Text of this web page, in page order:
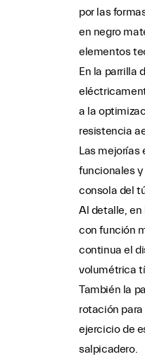
por las
en negro
elementos
En la parrilla
a la
resistencia
Las mejorías
funcionales
consola del
Al detalle, en
con función
continua el
volumétrica
También la
rotación
ejercicio de
salpicadero.